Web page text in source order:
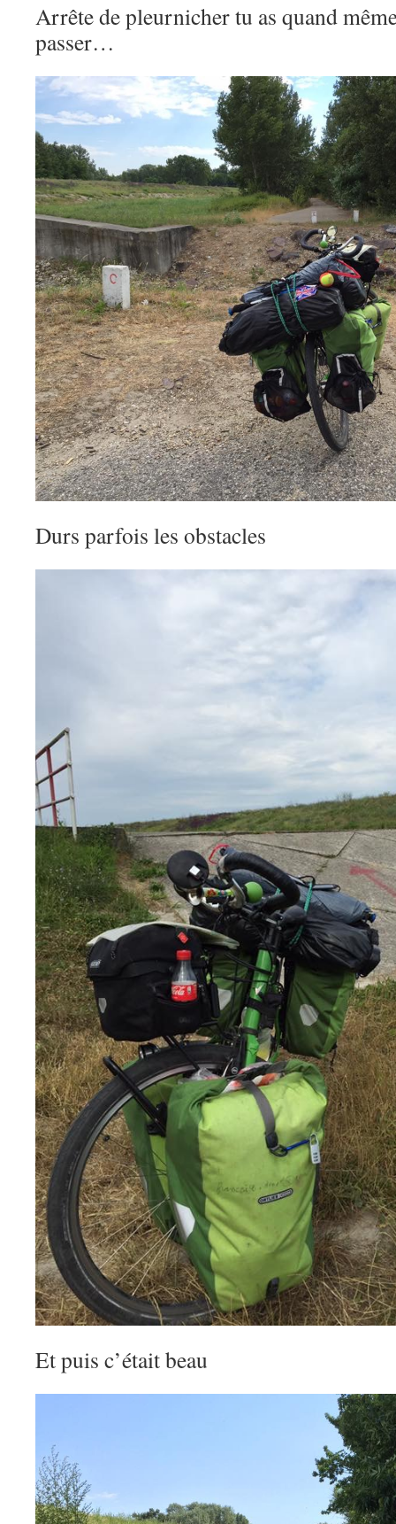
Arrête de pleurnicher tu as quand
passer…
Durs parfois les obstacles
Et puis c’était beau